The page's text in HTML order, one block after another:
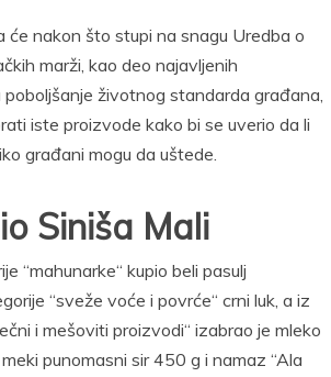
će nakon što stupi na snagu Uredba o
marži, kao deo najavljenih
životnog standarda građana,
iste proizvode kako bi se uverio da li
građani mogu da uštede.
Siniša Mali
“mahunarke“ kupio beli pasulj
“sveže voće i povrće“ crni luk, a iz
i mešoviti proizvodi“ izabrao je mleko
punomasni sir 450 g i namaz “Ala